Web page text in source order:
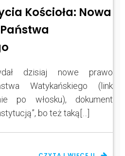
Kościoła: Nowa
dzisiaj nowe prawo
Watykańskiego (link
po włosku), dokument
bo też taką[…]